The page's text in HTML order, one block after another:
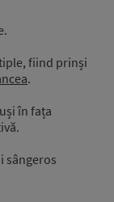
fiind prinși
.
în fața
sângeros